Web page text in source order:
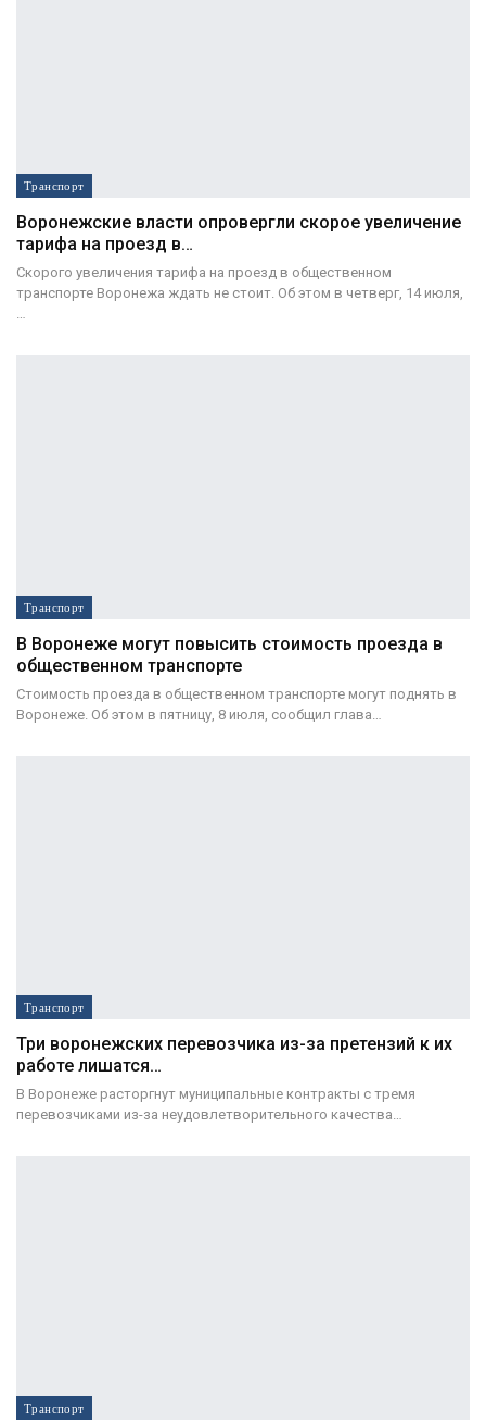
Транспорт
Воронежские власти опровергли скорое увеличение
тарифа на проезд в…
Скорого увеличения тарифа на проезд в общественном
транспорте Воронежа ждать не стоит. Об этом в четверг, 14 июля,
…
Транспорт
В Воронеже могут повысить стоимость проезда в
общественном транспорте
Стоимость проезда в общественном транспорте могут поднять в
Воронеже. Об этом в пятницу, 8 июля, сообщил глава…
Транспорт
Три воронежских перевозчика из-за претензий к их
работе лишатся…
В Воронеже расторгнут муниципальные контракты с тремя
перевозчиками из-за неудовлетворительного качества…
Транспорт